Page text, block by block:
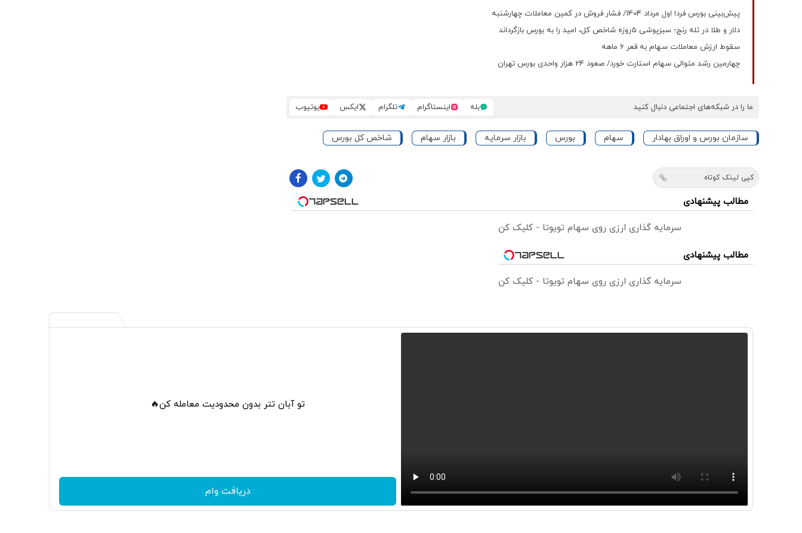
پیش‌بینی بورس فردا اول مرداد 1404/ فشار فروش در کمین معاملات چهارشنبه
دلار و طلا در تله رنج؛ سبزپوشی 5روزه شاخص کل، امید را به بورس بازگرداند
سقوط ارزش معاملات سهام به قعر 6 ماهه
چهارمین رشد متوالی سهام استارت خورد/ صعود 24 هزار واحدی بورس تهران
ما را در شبکه‌های اجتماعی دنبال کنید بله اینستاگرام تلگرام ایکس یوتیوب
سازمان بورس و اوراق بهادار سهام بورس بازار سرمایه بازار سهام شاخص کل بورس
کپی لینک کوتاه
مطالب پیشنهادی
سرمایه گذاری ارزی روی سهام تویوتا - کلیک کن
مطالب پیشنهادی
سرمایه گذاری ارزی روی سهام تویوتا - کلیک کن
تو آبان تتر بدون محدودیت معامله کن🔥
دریافت وام